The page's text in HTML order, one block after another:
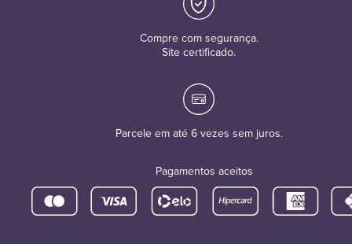
Compre com segurança.
Site certificado.
Parcele em até 6 vezes sem juros.
Pagamentos aceitos